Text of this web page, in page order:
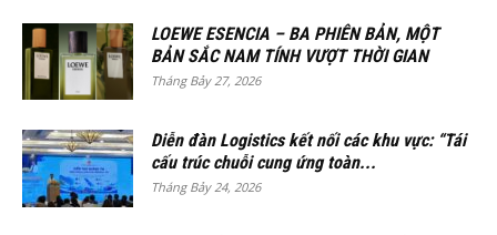
LOEWE ESENCIA – BA PHIÊN BẢN, MỘT
BẢN SẮC NAM TÍNH VƯỢT THỜI GIAN
Tháng Bảy 27, 2026
Diễn đàn Logistics kết nối các khu vực: “Tái
cấu trúc chuỗi cung ứng toàn...
Tháng Bảy 24, 2026